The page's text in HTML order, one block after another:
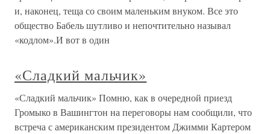
и, наконец, теща со своим маленьким внуком. Все это
общество Бабель шутливо и непочтительно называл
«кодлом».И вот в один
«Сладкий мальчик»
«Сладкий мальчик» Помню, как в очередной приезд
Громыко в Вашингтон на переговоры нам сообщили, что
встреча с американским президентом Джимми Картером